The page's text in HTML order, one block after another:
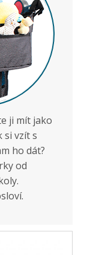
ji mít jako
si vzít s
ho dát?
od